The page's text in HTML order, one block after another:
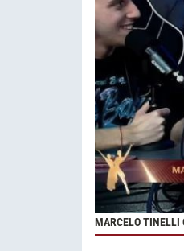
MARCELO TINELLI